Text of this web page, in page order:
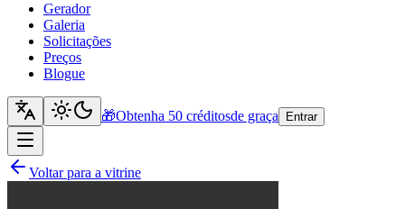
Gerador
Galeria
Solicitações
Preços
Blogue
🎁Obtenha 50 créditosde graça Entrar
Voltar para a vitrine